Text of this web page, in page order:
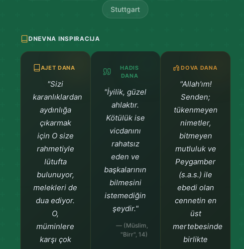
Stuttgart
DNEVNA INSPIRACIJA
AJET DANA
"Sizi
karanlıklardan
aydınlığa
çıkarmak
için O size
rahmetiyle
lütufta
bulunuyor,
melekleri de
dua ediyor.
O,
müminlere
karşı çok
HADIS
DANA
"İyilik, güzel
ahlaktır.
Kötülük ise
vicdanını
rahatsız
eden ve
başkalarının
bilmesini
istemediğin
şeydir."
— (Müslim,
"Birr", 14)
DOVA DANA
"Allah'ım!
Senden;
tükenmeyen
nimetler,
bitmeyen
mutluluk ve
Peygamber
(s.a.s.) ile
ebedi olan
cennetin en
üst
mertebesinde
birlikte